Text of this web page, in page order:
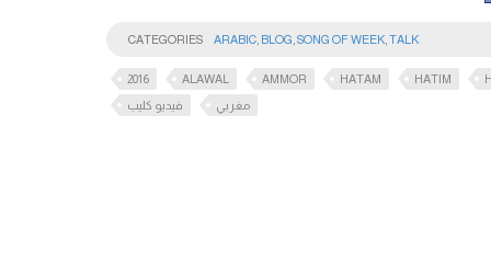
CATEGORIES ARABIC BLOG SONG OF WEEK TALK
2016 ALAWAL AMMOR HATAM HATIM
فيديو كليب
مغربي